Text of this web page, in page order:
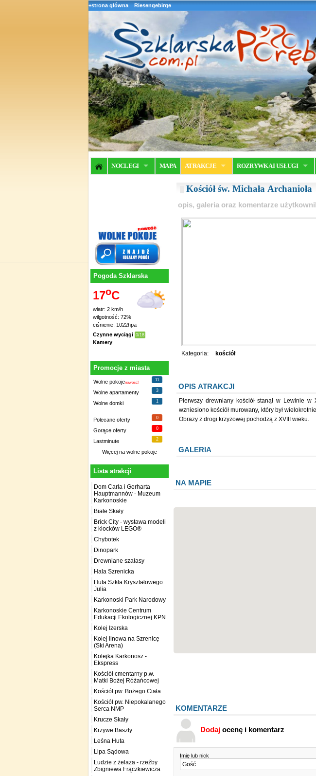
+strona główna Riesengebirge
NOCLEGI MAPA ATRAKCJE ROZRYWKA I USŁUGI
Pogoda Szklarska
17oC
wiatr: 2 km/h
wilgotność: 72%
ciśnienie: 1022hpa
Czynne wyciągi 0/18
Kamery
Promocje z miasta
Wolne pokojenowość!
11
Wolne apartamenty 3
Wolne domki 1
Polecane oferty 0
Gorące oferty 0
Lastminute 2
Więcej na wolne pokoje
Lista atrakcji
Dom Carla i Gerharta
Hauptmannów - Muzeum
Karkonoskie
Białe Skały
Brick City - wystawa modeli
z klocków LEGO®
Chybotek
Dinopark
Drewniane szałasy
Hala Szrenicka
Huta Szkła Kryształowego
Julia
Karkonoski Park Narodowy
Karkonoskie Centrum
Edukacji Ekologicznej KPN
Kolej Izerska
Kolej linowa na Szrenicę
(Ski Arena)
Kolejka Karkonosz -
Ekspress
Kościół cmentarny p.w.
Matki Bożej Różańcowej
Kościół pw. Bożego Ciała
Kościół pw. Niepokalanego
Serca NMP
Krucze Skały
Krzywe Baszty
Leśna Huta
Lipa Sądowa
Ludzie z żelaza - rzeźby
Zbigniewa Frączkiewicza
Kościół św. Michała Archanioła
opis, galeria oraz komentarze
Kategoria: kościół
OPIS ATRAKCJI
Pierwszy drewniany kościół stanął w Lewinie
wzniesiono kościół murowany, który był
Obrazy z drogi krzyżowej pochodzą z XVIII wieku.
GALERIA
NA MAPIE
KOMENTARZE
Dodaj ocenę i komentarz
Imię lub nick